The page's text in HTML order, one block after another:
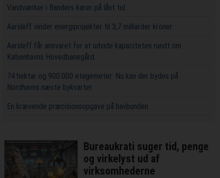
Vandværker i Randers kører på lånt tid
Aarsleff vinder energiprojekter til 3,7 milliarder kroner
Aarsleff får ansvaret for at udvide kapaciteten rundt om
Københavns Hovedbanegård
74 hektar og 900.000 etagemeter: Nu kan der bydes på
Nordhavns næste bykvarter
En krævende præcisionsopgave på havbunden
Bureaukrati suger tid, penge
og virkelyst ud af
virksomhederne